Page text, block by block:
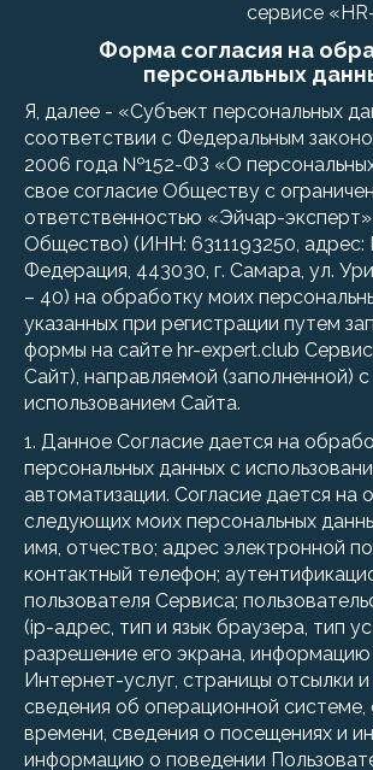
сервисе
Форма согласия на
персональных
Я, далее - «Субъект персональных
соответствии с Федеральным
2006 года №152-ФЗ «О
свое согласие Обществу с
ответственностью «Эйчар-
Общество) (ИНН: 6311193250, адрес:
Федерация, 443030, г. Самара, ул.
– 40) на обработку моих
указанных при регистрации путем
формы на сайте hr-expert.club
Сайт), направляемой (заполненной) с
использованием Сайта.
1. Данное Согласие дается на
персональных данных с
автоматизации. Согласие дается на
следующих моих персональных
имя, отчество; адрес электронной
контактный телефон;
пользователя Сервиса;
(ip-адрес, тип и язык браузера, тип
разрешение его экрана,
Интернет-услуг, страницы отсылки
сведения об операционной системе,
времени, сведения о посещениях и
информацию о поведении